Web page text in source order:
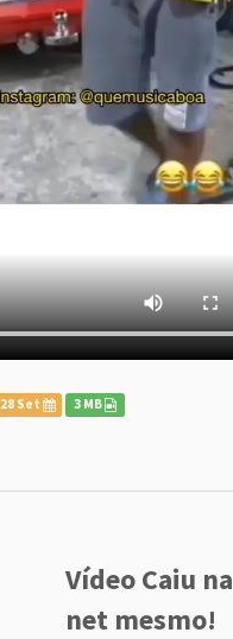
28 Set 3 MB
Vídeo Caiu na
net mesmo!